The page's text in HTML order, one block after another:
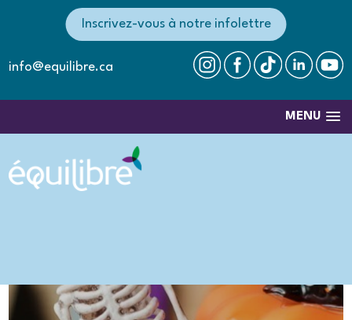
info@equilibre.ca
Inscrivez-vous à notre infolettre
MENU